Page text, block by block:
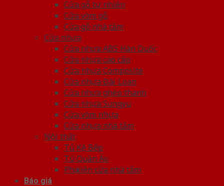
Cửa gỗ tự nhiên
Cửa vòm gỗ
Cửa gỗ nhà tắm
Cửa nhựa
Cửa nhựa ABS Hàn Quốc
Cửa nhựa cao cấp
Cửa nhựa Composite
Cửa nhựa Đài Loan
Cửa nhựa ghép thanh
Cửa nhựa Sungyu
Cửa vòm nhựa
Cửa nhựa nhà tắm
Nội thất
Tủ Kệ Bếp
Tủ Quần Áo
Phụ kiện cửa nhà tắm
Báo giá